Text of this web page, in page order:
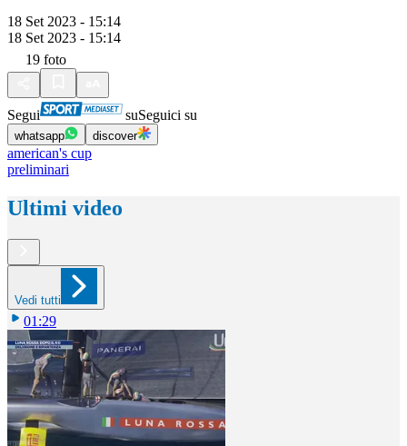
18 Set 2023 - 15:14
18 Set 2023 - 15:14
19 foto
Segui suSeguici su
whatsapp discover
american's cup
preliminari
Ultimi video
Vedi tutti
01:29